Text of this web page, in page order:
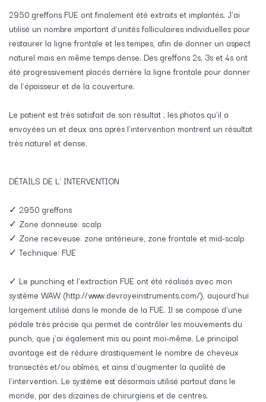
2950 greffons FUE ont finalement été extraits et implantés. J'ai
utilisé un nombre important d'unités folliculaires individuelles pour
restaurer la ligne frontale et les tempes, afin de donner un aspect
naturel mais en même temps dense. Des greffons 2s, 3s et 4s ont
été progressivement placés derrière la ligne frontale pour donner
de l'épaisseur et de la couverture.
Le patient est très satisfait de son résultat ; les photos qu'il a
envoyées un et deux ans après l'intervention montrent un résultat
très naturel et dense.
DÉTAILS DE L' INTERVENTION
✓ 2950 greffons
✓ Zone donneuse: scalp
✓ Zone receveuse: zone antérieure, zone frontale et mid-scalp
✓ Technique: FUE
✓ Le punching et l'extraction FUE ont été réalisés avec mon
système WAW (http://www.devroyeinstruments.com/), aujourd'hui
largement utilisé dans le monde de la FUE. Il se compose d'une
pédale très précise qui permet de contrôler les mouvements du
punch, que j'ai également mis au point moi-même. Le principal
avantage est de réduire drastiquement le nombre de cheveux
transectés et/ou abîmés, et ainsi d'augmenter la qualité de
l'intervention. Le système est désormais utilisé partout dans le
monde, par des dizaines de chirurgiens et de centres.